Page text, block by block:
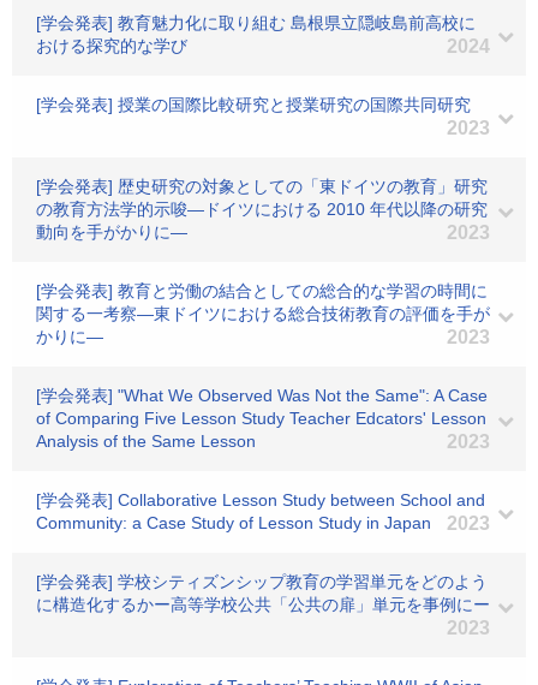
[学会発表] 教育魅力化に取り組む 島根県立隠岐島前高校に
おける探究的な学び
2024
[学会発表] 授業の国際比較研究と授業研究の国際共同研究
2023
[学会発表] 歴史研究の対象としての「東ドイツの教育」研究
の教育方法学的示唆―ドイツにおける 2010 年代以降の研究
動向を手がかりに―
2023
[学会発表] 教育と労働の結合としての総合的な学習の時間に
関する一考察―東ドイツにおける総合技術教育の評価を手が
かりに―
2023
[学会発表] "What We Observed Was Not the Same": A Case
of Comparing Five Lesson Study Teacher Edcators' Lesson
Analysis of the Same Lesson
2023
[学会発表] Collaborative Lesson Study between School and
Community: a Case Study of Lesson Study in Japan
2023
[学会発表] 学校シティズンシップ教育の学習単元をどのよう
に構造化するかー高等学校公共「公共の扉」単元を事例にー
2023